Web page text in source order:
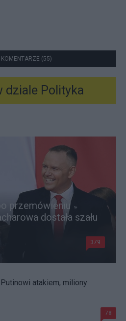
KOMENTARZE (55)
dziale Polityka
przemówieniu
dostała szału
379
atakiem, miliony
78